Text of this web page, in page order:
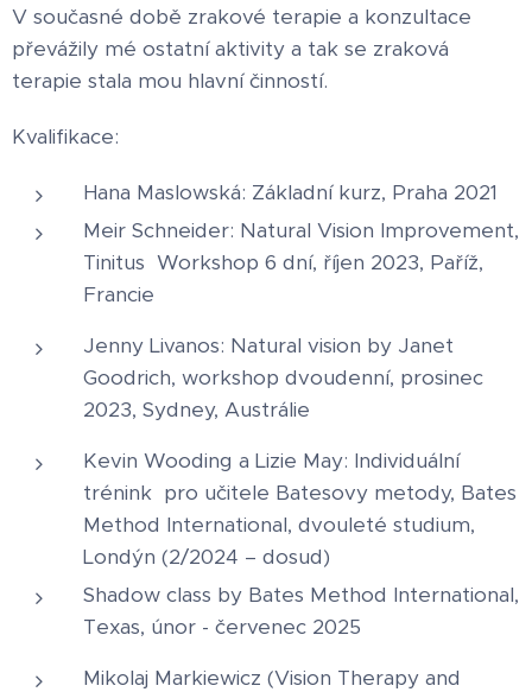
V současné době zrakové terapie a konzultace
převážily mé ostatní aktivity a tak se zraková
terapie stala mou hlavní činností.
Kvalifikace:
Hana Maslowská: Základní kurz, Praha 2021
Meir Schneider: Natural Vision Improvement,
Tinitus Workshop 6 dní, říjen 2023, Paříž,
Francie
Jenny Livanos: Natural vision by Janet
Goodrich, workshop dvoudenní, prosinec
2023, Sydney, Austrálie
Kevin Wooding a Lizie May: Individuální
trénink pro učitele Batesovy metody, Bates
Method International, dvouleté studium,
Londýn (2/2024 – dosud)
Shadow class by Bates Method International,
Texas, únor - červenec 2025
Mikolaj Markiewicz (Vision Therapy and